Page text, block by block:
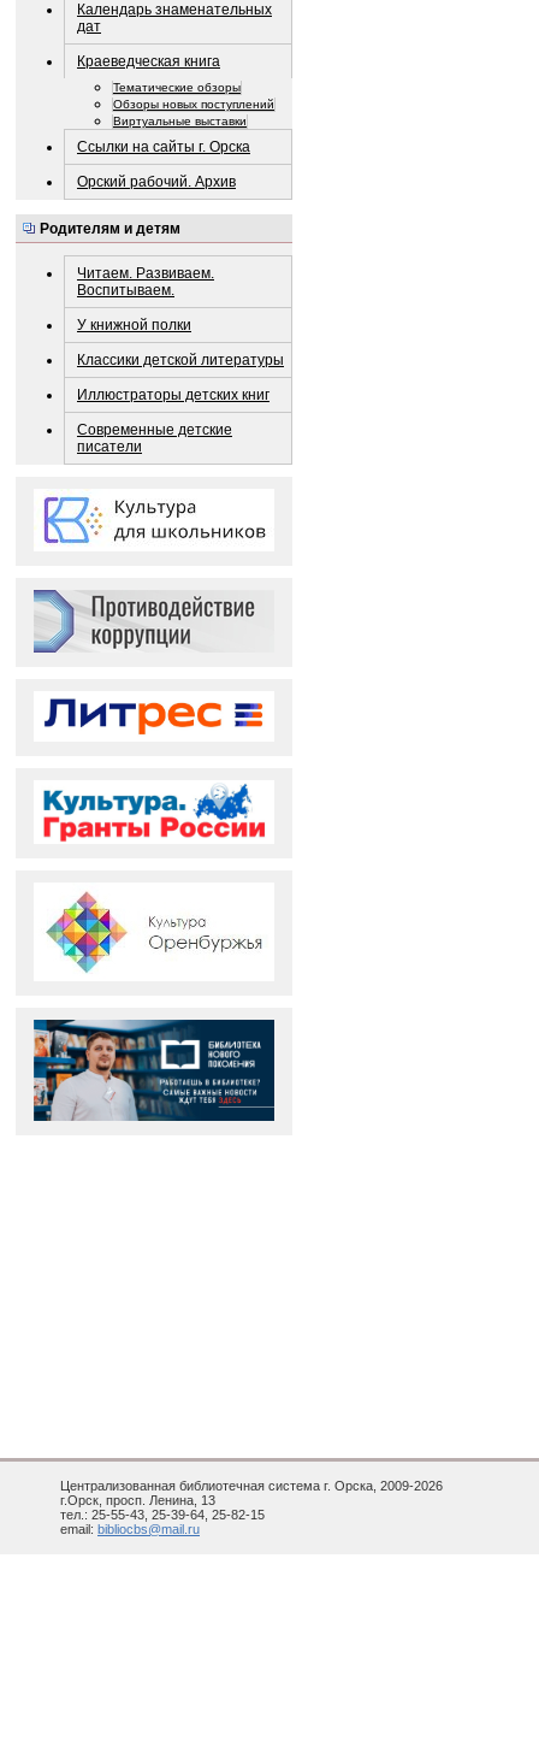
Календарь знаменательных
дат
Краеведческая книга
Тематические обзоры
Обзоры новых поступлений
Виртуальные выставки
Ссылки на сайты г. Орска
Орский рабочий. Архив
Родителям и детям
Читаем. Развиваем.
Воспитываем.
У книжной полки
Классики детской литературы
Иллюстраторы детских книг
Современные детские
писатели
Централизованная библиотечная система г. Орска, 2009-2026
г.Орск, просп. Ленина, 13
тел.: 25-55-43, 25-39-64, 25-82-15
email: bibliocbs@mail.ru